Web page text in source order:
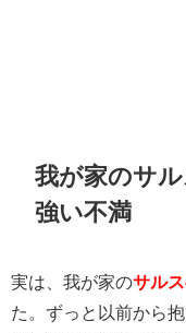
我が家のサ
強い不満
実は、我が家のサル
た。ずっと以前から